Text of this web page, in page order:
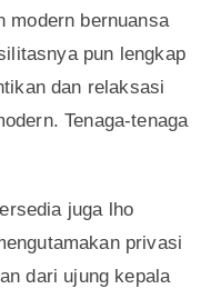
modern bernuansa
pun lengkap
dan relaksasi
Tenaga-tenaga
juga lho
privasi
dari ujung kepala